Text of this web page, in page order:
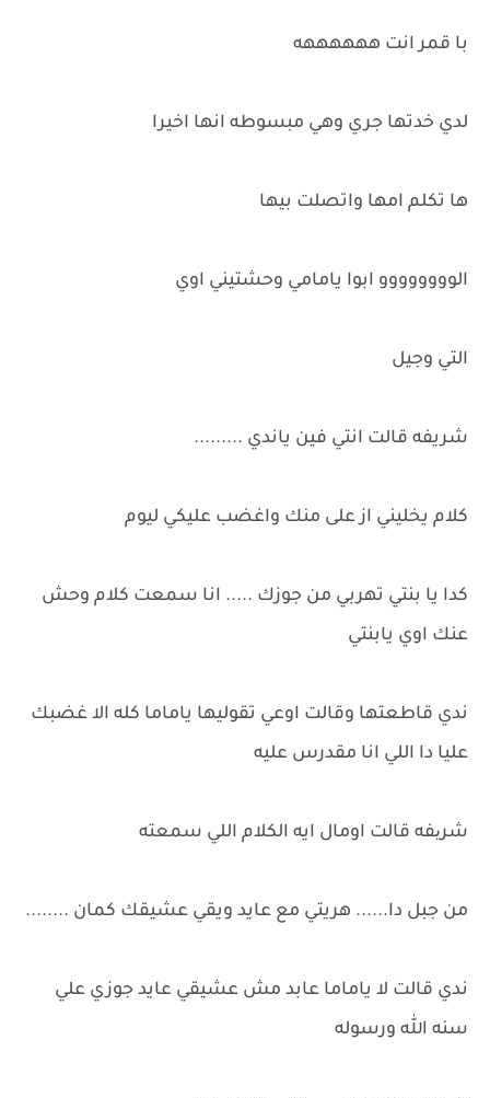
با قمر انت ههههههه
لدي خدتها جري وهي مبسوطه انها اخيرا
ها تكلم امها واتصلت بيها
الوووووووو ابوا يامامي وحشتيني اوي
التي وجيل
شريفه قالت انتي فين ياندي .........
كلام يخليني از على منك واغضب عليكي ليوم
كدا يا بنتي تهربي من جوزك ..... انا سمعت كلام وحش
عنك اوي يابنتي
ندي قاطعتها وقالت اوعي تقوليها ياماما كله الا غضبك
عليا دا اللي انا مقدرس عليه
شریفه قالت اومال ايه الكلام اللي سمعته
من جبل دا...... هريتي مع عايد ويقي عشيقك كمان ........
ندي قالت لا ياماما عابد مش عشيقي عايد جوزي علي
سنه الله ورسوله